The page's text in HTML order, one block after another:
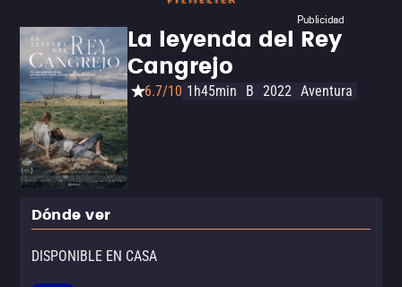
Publicidad
La leyenda del Rey
Cangrejo
6.7/10 1h45min B 2022 Aventura
Dónde ver
DISPONIBLE EN CASA